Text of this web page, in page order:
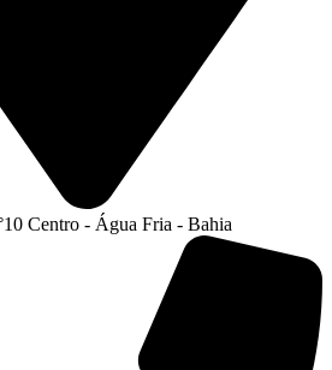
Centro - Água Fria - Bahia